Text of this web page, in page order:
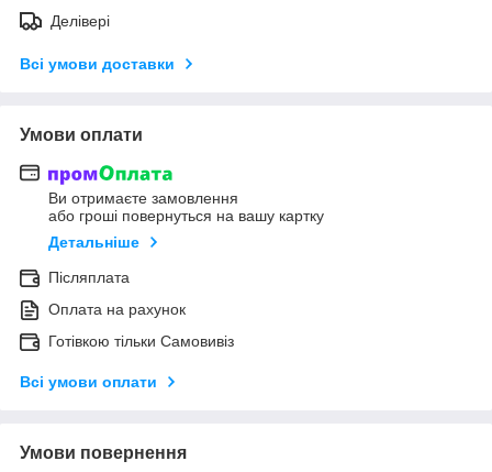
Делівері
Всі умови доставки
Умови оплати
Ви отримаєте замовлення
або гроші повернуться на вашу картку
Детальніше
Післяплата
Оплата на рахунок
Готівкою тільки Самовивіз
Всі умови оплати
Умови повернення